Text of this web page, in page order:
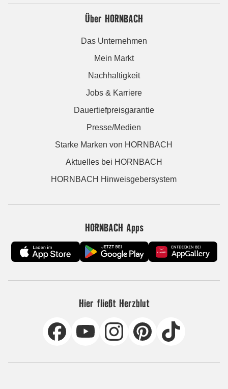
Über HORNBACH
Das Unternehmen
Mein Markt
Nachhaltigkeit
Jobs & Karriere
Dauertiefpreisgarantie
Presse/Medien
Starke Marken von HORNBACH
Aktuelles bei HORNBACH
HORNBACH Hinweisgebersystem
HORNBACH Apps
Hier fließt Herzblut